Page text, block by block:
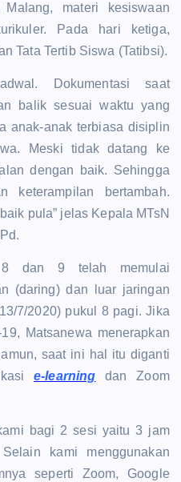
materi kesiswaan
Pada hari ketiga,
Tata Tertib Siswa (Tatibsi).
Dokumentasi saat
balik sesuai waktu yang
anak-anak terbiasa disiplin
Meski tidak datang ke
dengan baik. Sehingga
keterampilan bertambah.
pula” jelas Kepala MTsN
8 dan 9 telah memulai
(daring) dan luar jaringan
7/2020) pukul 8 pagi. Jika
Matsanewa menerapkan
saat ini hal itu diganti
e-learning dan Zoom
bagi 2 sesi yaitu 3 jam
kami menggunakan
seperti Zoom, Google